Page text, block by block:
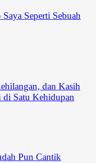
Seperti Sebuah
dan Kasih
Satu Kehidupan
Pun Cantik